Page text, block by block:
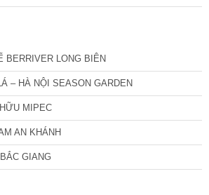
BERRIVER LONG BIÊN
– HÀ NỘI SEASON GARDEN
MIPEC
AN KHÁNH
GIANG